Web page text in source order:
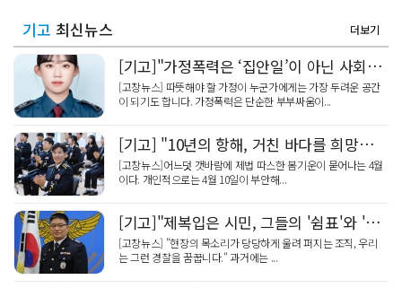
기고 최신뉴스 더보기
[기고]"가정폭력은 ‘집안일’이 아닌 사회적 범죄입니다"
[고창뉴스] 따뜻해야 할 가정이 누군가에게는 가장 두려운 공간
이 되기도 합니다. 가정폭력은 단순한 부부싸움이...
[기고] "10년의 항해, 거친 바다를 희망의 내일로 잇다"
[고창뉴스]어느덧 갯바람에 제법 따스한 봄기운이 묻어나는 4월
이다. 개인적으로는 4월 10일이 부안해...
[기고]"제복입은 시민, 그들의 '쉼표'와 '목소리'가 되는 경찰직장협의회를 꿈꾸며"
[고창뉴스] "현장의 목소리가 당당하게 울려 퍼지는 조직, 우리
는 그런 경찰을 꿈꿉니다." 과거에는 ...